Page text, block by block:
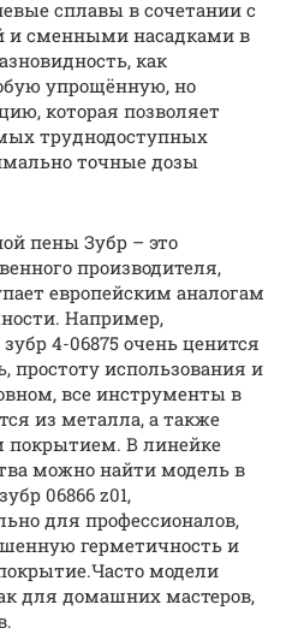
сплавы в сочетании с
и сменными насадками в
как
упрощённую, но
которая позволяет
труднодоступных
точные дозы
пены Зубр – это
производителя,
европейским аналогам
Например,
4-06875 очень ценится
простоту использования и
все инструменты в
из металла, а также
В линейке
можно найти модель в
06866 z01,
для профессионалов,
герметичность и
модели
для домашних мастеров,